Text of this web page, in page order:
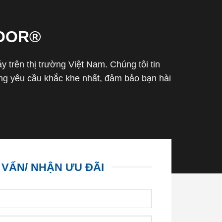
trên thị trường Việt Nam. Chúng tôi tin
yêu cầu khắc khe nhất, đảm bảo bạn hài
NHẬN ƯU ĐÃI